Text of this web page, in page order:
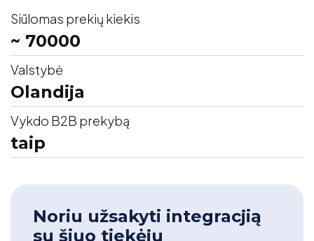
Siūlomas prekių kiekis
~ 70000
Valstybė
Olandija
Vykdo B2B prekybą
taip
Noriu užsakyti integracjią
su šiuo tiekėju